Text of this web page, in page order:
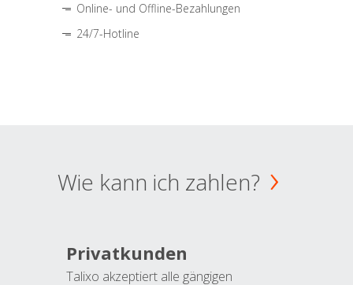
Online- und Offline-Bezahlungen
24/7-Hotline
Wie kann ich zahlen?
Privatkunden
Talixo akzeptiert alle gängigen